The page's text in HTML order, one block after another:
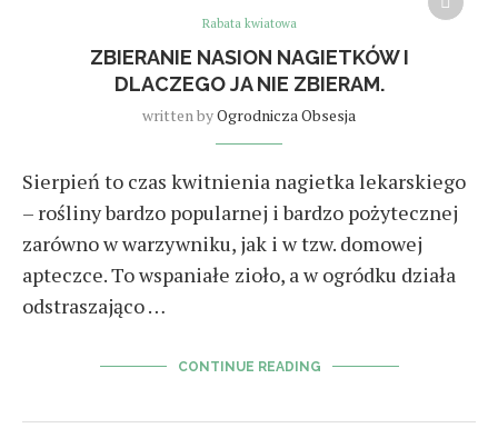
Rabata kwiatowa
ZBIERANIE NASION NAGIETKÓW I
DLACZEGO JA NIE ZBIERAM.
written byOgrodnicza Obsesja
Sierpień to czas kwitnienia nagietka lekarskiego
– rośliny bardzo popularnej i bardzo pożytecznej
zarówno w warzywniku, jak i w tzw. domowej
apteczce. To wspaniałe zioło, a w ogródku działa
odstraszająco …
CONTINUE READING